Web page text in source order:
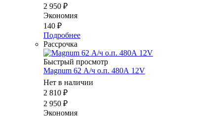
2 950 ₽
Экономия
140 ₽
Подробнее
Рассрочка
Быстрый просмотр
Magnum 62 А/ч о.п. 480А 12V
Нет в наличии
2 810 ₽
2 950 ₽
Экономия